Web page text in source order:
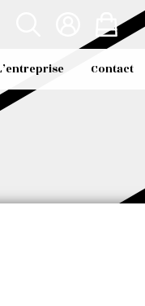
Contact